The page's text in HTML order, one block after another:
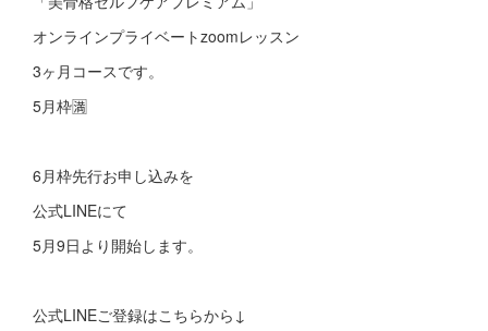
オンラインプライベートzoomレッスン
3ヶ月コースです。
5月枠🈵
6月枠先行お申し込みを
公式LINEにて
5月9日より開始します。
公式LINEご登録はこちらから↓